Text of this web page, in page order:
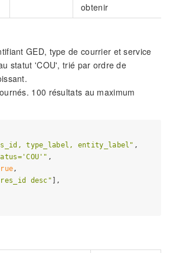
obtenir
GED, type de courrier et service
statut 'COU', trié par ordre de
100 résultats au maximum
type_label, entity_label" ,
,
,
desc" ],